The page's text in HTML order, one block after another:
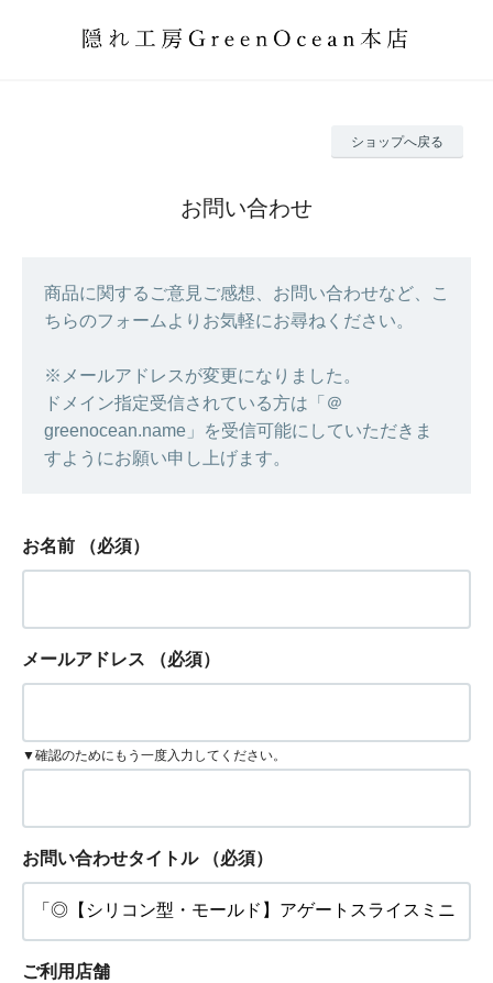
ショップへ戻る
お問い合わせ
商品に関するご意見ご感想、お問い合わせなど、こ
ちらのフォームよりお気軽にお尋ねください。
※メールアドレスが変更になりました。
ドメイン指定受信されている方は「＠
greenocean.name」を受信可能にしていただきま
すようにお願い申し上げます。
お名前 （必須）
メールアドレス （必須）
▼確認のためにもう一度入力してください。
お問い合わせタイトル （必須）
ご利用店舗